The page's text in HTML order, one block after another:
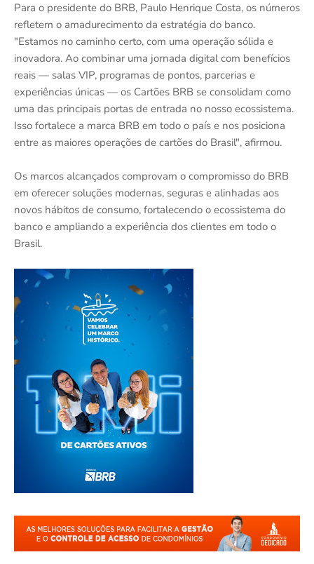
Para o presidente do BRB, Paulo Henrique Costa, os números
refletem o amadurecimento da estratégia do banco.
"Estamos no caminho certo, com uma operação sólida e
inovadora. Ao combinar uma jornada digital com benefícios
reais — salas VIP, programas de pontos, parcerias e
experiências únicas — os Cartões BRB se consolidam como
uma das principais portas de entrada no nosso ecossistema.
Isso fortalece a marca BRB em todo o país e nos posiciona
entre as maiores operações de cartões do Brasil", afirmou.
Os marcos alcançados comprovam o compromisso do BRB
em oferecer soluções modernas, seguras e alinhadas aos
novos hábitos de consumo, fortalecendo o ecossistema do
banco e ampliando a experiência dos clientes em todo o
Brasil.